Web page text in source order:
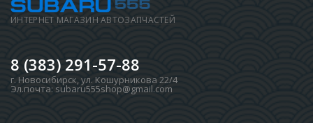
ИНТЕРНЕТ МАГАЗИН АВТОЗАПЧАСТЕЙ
8 (383) 291-57-88
г. Новосибирск,ул. Кошурникова 22/4
Эл.почта: subaru555shop@gmail.com